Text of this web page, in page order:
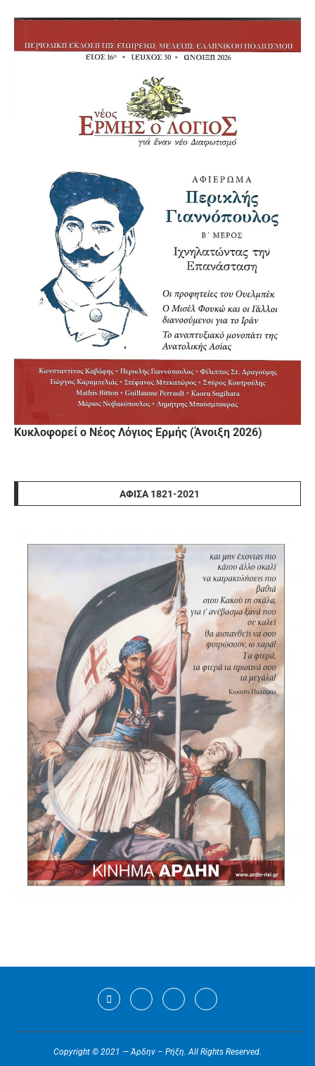
Κυκλοφορεί ο Νέος Λόγιος Ερμής (Άνοιξη 2026)
ΑΦΊΣΑ 1821-2021
Copyright © 2021 — Άρδην – Ρήξη. All Rights Reserved.